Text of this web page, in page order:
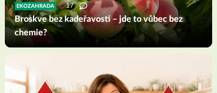
EKOZAHRADA 17
Broskve bez kadeřavosti – jde to vůbec bez
chemie?